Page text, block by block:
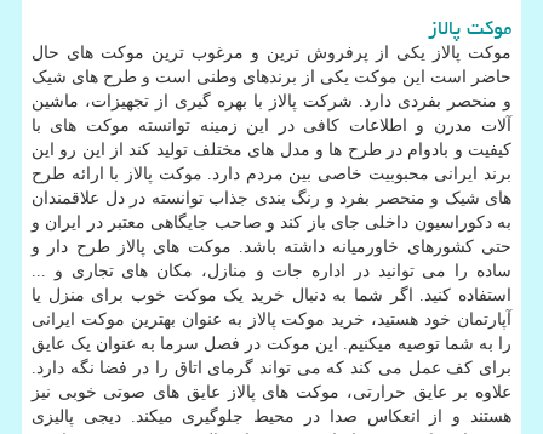
موکت پالاز
موکت پالاز یکی از پرفروش ترین و مرغوب ترین موکت های حال
حاضر است این موکت یکی از برندهای وطنی است و طرح های شیک
و منحصر بفردی دارد. شرکت پالاز با بهره گیری از تجهیزات، ماشین
آلات مدرن و اطلاعات کافی در این زمینه توانسته موکت های با
کیفیت و بادوام در طرح ها و مدل های مختلف تولید کند از این رو این
برند ایرانی محبوبیت خاصی بین مردم دارد. موکت پالاز با ارائه طرح
های شیک و منحصر بفرد و رنگ بندی جذاب توانسته در دل علاقمندان
به دکوراسیون داخلی جای باز کند و صاحب جایگاهی معتبر در ایران و
حتی کشورهای خاورمیانه داشته باشد. موکت های پالاز طرح دار و
ساده را می توانید در اداره جات و منازل، مکان های تجاری و ...
استفاده کنید. اگر شما به دنبال خرید یک موکت خوب برای منزل یا
آپارتمان خود هستید، خرید موکت پالاز به عنوان بهترین موکت ایرانی
را به شما توصیه می­کنیم. این موکت در فصل سرما به عنوان یک عایق
برای کف عمل می کند که می تواند گرمای اتاق را در فضا نگه دارد.
علاوه بر عایق حرارتی، موکت های پالاز عایق های صوتی خوبی نیز
هستند و از انعکاس صدا در محیط جلوگیری می­کند. دیجی پالیزی